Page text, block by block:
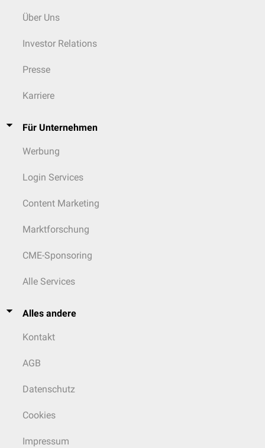
Über Uns
Investor Relations
Presse
Karriere
Für Unternehmen
Werbung
Login Services
Content Marketing
Marktforschung
CME-Sponsoring
Alle Services
Alles andere
Kontakt
AGB
Datenschutz
Cookies
Impressum